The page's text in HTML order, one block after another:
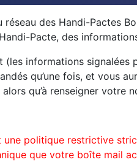
des Handi-Pactes
Pacte, des
informations signalées
qu’une fois, et vous
qu’à renseigner
politique restrictive
que votre boîte mail